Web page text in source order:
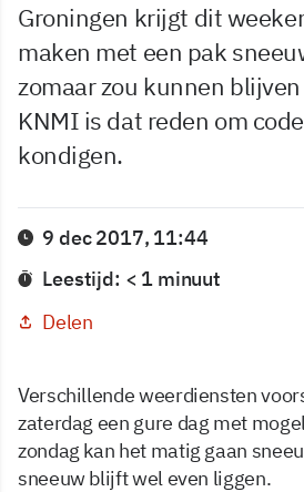
Groningen krijgt dit
maken met een pak
zomaar zou kunnen
KNMI is dat reden om
kondigen.
9 dec 2017, 11:44
Leestijd: < 1 minuut
Delen
Verschillende weerdiensten
zaterdag een gure dag met
zondag kan het matig gaan
sneeuw blijft wel even liggen.